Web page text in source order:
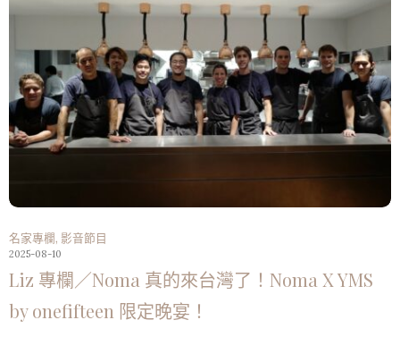
名家專欄, 影音節目
2025-08-10
Liz 專欄／Noma 真的來台灣了！Noma X YMS
by onefifteen 限定晚宴！